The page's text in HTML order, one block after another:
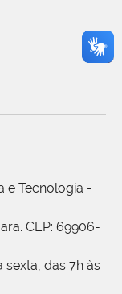
e Tecnologia -
CEP: 69906-
das 7h às